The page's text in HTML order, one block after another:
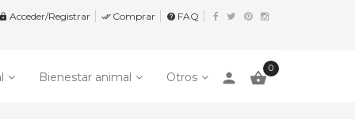
 Acceder/Registrar  Comprar help FAQ
Bienestar animal Otros person 
0